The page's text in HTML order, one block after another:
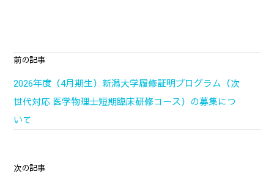
前の記事
2026年度（4月期生）新潟大学履修証明プログラム（次
世代対応 医学物理士短期臨床研修コース）の募集につ
いて
次の記事